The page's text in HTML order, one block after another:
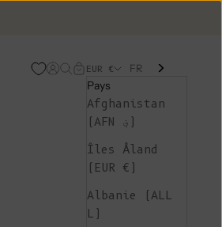
Page d'ouverture de
Recherche ouverte
Chariot ouvert
EUR €
Pays
Afghanistan
(AFN ؋)
Îles Åland
(EUR €)
Albanie (ALL
L)
FR